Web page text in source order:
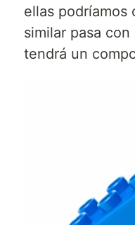
ellas podríamos
similar pasa
tendrá un